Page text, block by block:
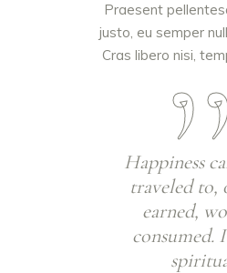
Praesent
justo, eu semper
Cras libero nisi,
Happiness
traveled to,
earned,
consumed.